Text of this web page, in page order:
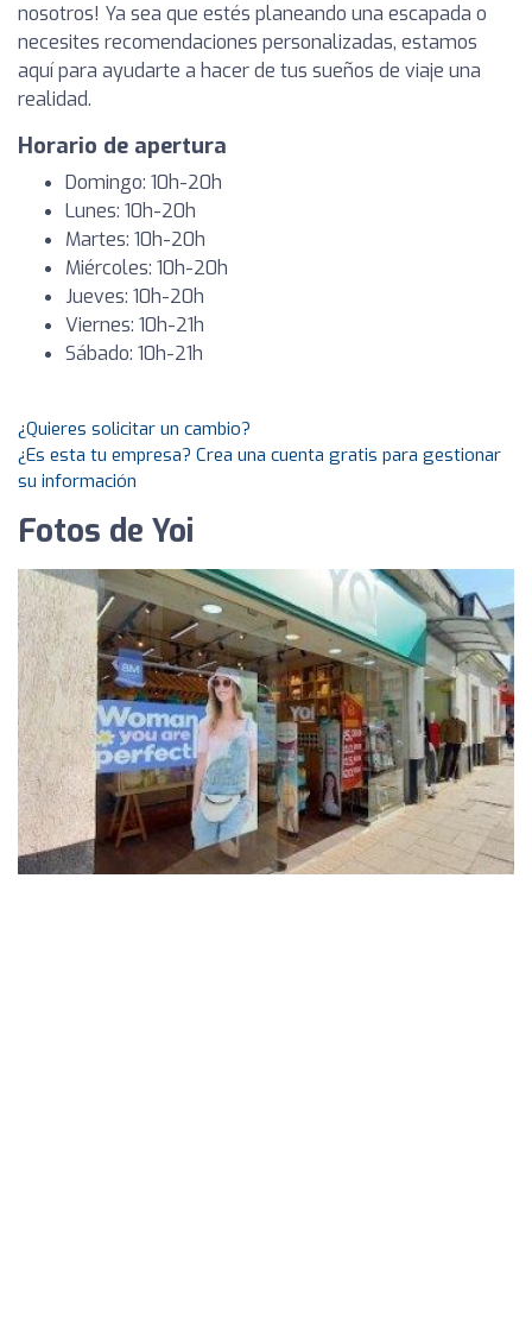
nosotros! Ya sea que estés planeando una escapada o
necesites recomendaciones personalizadas, estamos
aquí para ayudarte a hacer de tus sueños de viaje una
realidad.
Horario de apertura
Domingo: 10h-20h
Lunes: 10h-20h
Martes: 10h-20h
Miércoles: 10h-20h
Jueves: 10h-20h
Viernes: 10h-21h
Sábado: 10h-21h
¿Quieres solicitar un cambio?
¿Es esta tu empresa? Crea una cuenta gratis para gestionar
su información
Fotos de Yoi